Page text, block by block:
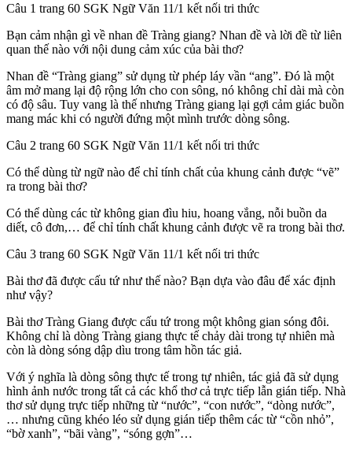
Câu 1 trang 60 SGK Ngữ Văn 11/1 kết nối tri thức
Bạn cảm nhận gì về nhan đề Tràng giang? Nhan đề và lời đề từ liên
quan thế nào với nội dung cảm xúc của bài thơ?
Nhan đề “Tràng giang” sử dụng từ phép láy vần “ang”. Đó là một
âm mở mang lại độ rộng lớn cho con sông, nó không chỉ dài mà còn
có độ sâu. Tuy vang là thế nhưng Tràng giang lại gợi cảm giác buồn
mang mác khi có người đứng một mình trước dòng sông.
Câu 2 trang 60 SGK Ngữ Văn 11/1 kết nối tri thức
Có thể dùng từ ngữ nào để chỉ tính chất của khung cảnh được “vẽ”
ra trong bài thơ?
Có thể dùng các từ không gian đìu hiu, hoang vắng, nỗi buồn da
diết, cô đơn,… để chỉ tính chất khung cảnh được vẽ ra trong bài thơ.
Câu 3 trang 60 SGK Ngữ Văn 11/1 kết nối tri thức
Bài thơ đã được cấu tứ như thế nào? Bạn dựa vào đâu để xác định
như vậy?
Bài thơ Tràng Giang được cấu tứ trong một không gian sóng đôi.
Không chỉ là dòng Tràng giang thực tế chảy dài trong tự nhiên mà
còn là dòng sóng dập dìu trong tâm hồn tác giả.
Với ý nghĩa là dòng sông thực tế trong tự nhiên, tác giả đã sử dụng
hình ảnh nước trong tất cả các khổ thơ cả trực tiếp lẫn gián tiếp. Nhà
thơ sử dụng trực tiếp những từ “nước”, “con nước”, “dòng nước”,
… nhưng cũng khéo léo sử dụng gián tiếp thêm các từ “cồn nhỏ”,
“bờ xanh”, “bãi vàng”, “sóng gợn”…